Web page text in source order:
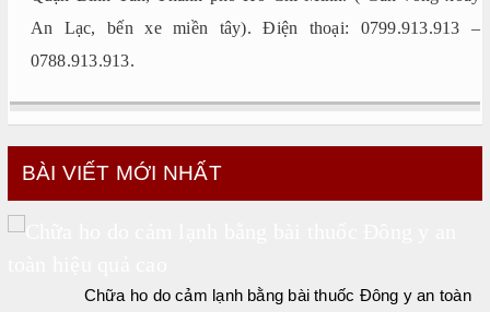
An Lạc, bến xe miền tây). Điện thoại: 0799.913.913 –
0788.913.913.
BÀI VIẾT MỚI NHẤT
Chữa ho do cảm lạnh bằng bài thuốc Đông y an toàn